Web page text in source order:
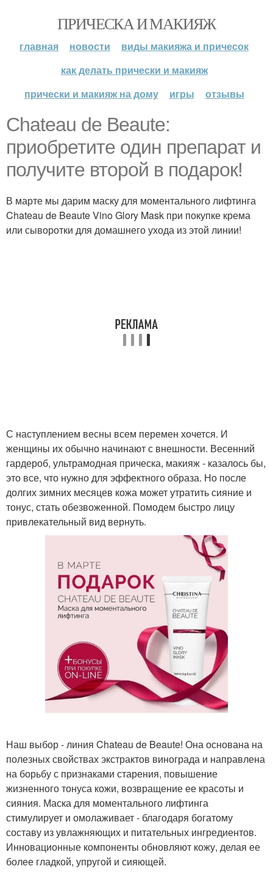
ПРИЧЕСКА И МАКИЯЖ
главная новости
виды макияжа и причесок
как делать прически и макияж
прически и макияж на дому
игры отзывы
Chateau de Beaute:
приобретите один препарат и
получите второй в подарок!
В марте мы дарим маску для моментального лифтинга
Chateau de Beaute Vino Glory Mask при покупке крема
или сыворотки для домашнего ухода из этой линии!
С наступлением весны всем перемен хочется. И
женщины их обычно начинают с внешности. Весенний
гардероб, ультрамодная прическа, макияж - казалось бы,
это все, что нужно для эффектного образа. Но после
долгих зимних месяцев кожа может утратить сияние и
тонус, стать обезвоженной. Помодем быстро лицу
привлекательный вид вернуть.
Наш выбор - линия Chateau de Beaute! Она основана на
полезных свойствах экстрактов винограда и направлена
на борьбу с признаками старения, повышение
жизненного тонуса кожи, возвращение ее красоты и
сияния. Маска для моментального лифтинга
стимулирует и омолаживает - благодаря богатому
составу из увлажняющих и питательных ингредиентов.
Инновационные компоненты обновляют кожу, делая ее
более гладкой, упругой и сияющей.